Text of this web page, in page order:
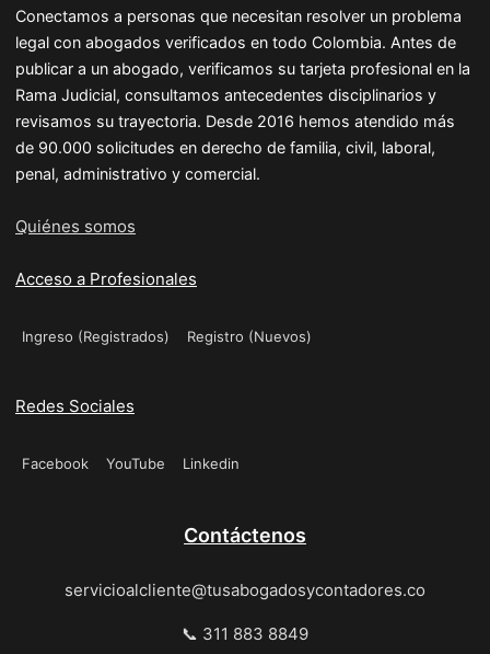
Conectamos a personas que necesitan resolver un problema
legal con abogados verificados en todo Colombia. Antes de
publicar a un abogado, verificamos su tarjeta profesional en la
Rama Judicial, consultamos antecedentes disciplinarios y
revisamos su trayectoria. Desde 2016 hemos atendido más
de 90.000 solicitudes en derecho de familia, civil, laboral,
penal, administrativo y comercial.
Quiénes somos
Acceso a Profesionales
Ingreso (Registrados) Registro (Nuevos)
Redes Sociales
Facebook YouTube Linkedin
Contáctenos
servicioalcliente@tusabogadosycontadores.co
📞 311 883 8849